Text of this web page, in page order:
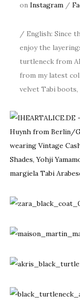
on Instagram /
/ English: Since
enjoy the
turtleneck from
from my latest
velvet Tabi boots,